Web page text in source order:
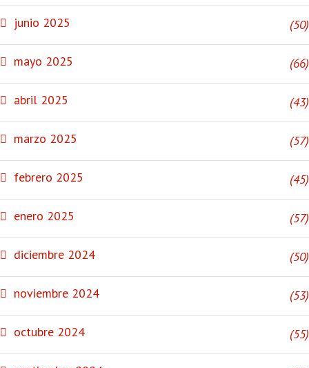
junio 2025 (50)
mayo 2025 (66)
abril 2025 (43)
marzo 2025 (57)
febrero 2025 (45)
enero 2025 (57)
diciembre 2024 (50)
noviembre 2024 (53)
octubre 2024 (55)